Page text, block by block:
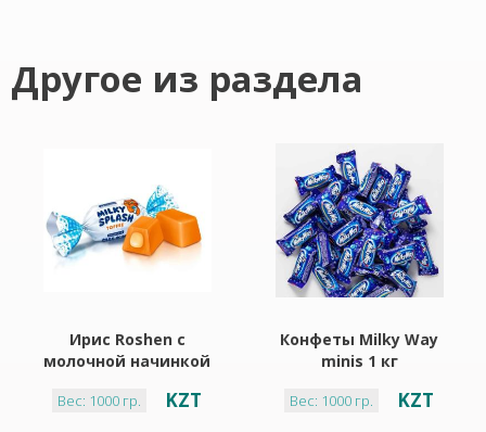
Другое из раздела
Ирис Roshen с
молочной начинкой
Вес: 1000 гр. KZT
Конфеты Milky Way
minis 1 кг
Вес: 1000 гр. KZT